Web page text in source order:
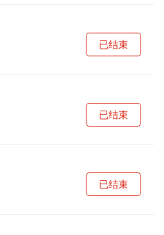
已结束
已结束
已结束